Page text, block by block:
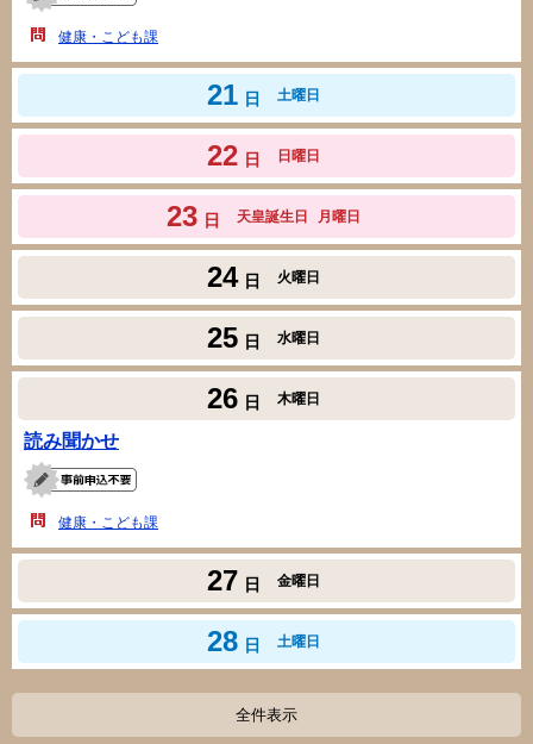
健康・こども課
21 日 土曜日
22 日 日曜日
23 日 天皇誕生日 月曜日
24 日 火曜日
25 日 水曜日
26 日 木曜日
読み聞かせ
健康・こども課
27 日 金曜日
28 日 土曜日
全件表示